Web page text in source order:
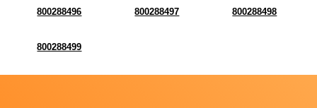
800288496 800288497 800288498
800288499